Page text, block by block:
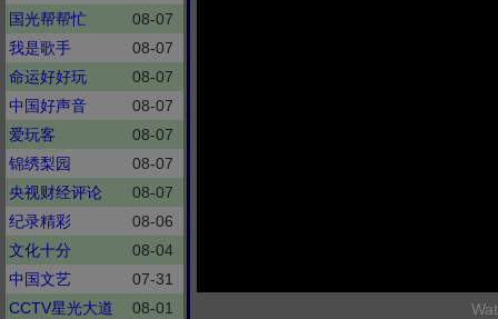
国光帮帮忙
08-07
我是歌手
08-07
命运好好玩
08-07
中国好声音
08-07
爱玩客
08-07
锦绣梨园
08-07
央视财经评论
08-07
纪录精彩
08-06
文化十分
08-04
中国文艺
07-31
CCTV星光大道
08-01